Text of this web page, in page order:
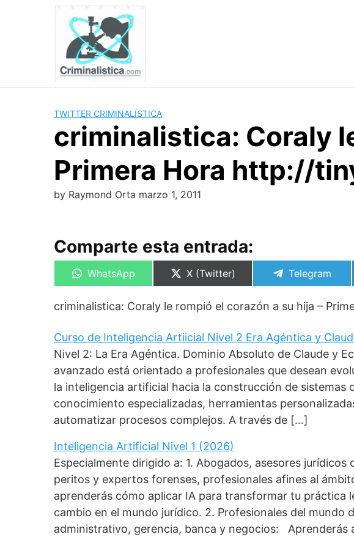
TWITTER CRIMINALÍSTICA
criminalistica: Coraly
Primera Hora http://
by Raymond Orta marzo 1, 2011
Comparte esta entrada:
Compartir
WhatsApp
Compartir
X (Twitter)
Compartir
Telegram
criminalistica: Coraly le rompió el corazón a su hija –
Curso de Inteligencia Artiicial Nivel 2 Era Agéntica y
Nivel 2: La Era Agéntica. Dominio Absoluto de Claude y
avanzado está orientado a profesionales que desean
la inteligencia artificial hacia la construcción de sistemas
conocimiento especializadas, herramientas
automatizar procesos complejos. A través de […]
Inteligencia Artificial Nivel 1 (2026)
Especialmente dirigido a: 1. Abogados, asesores
peritos y expertos forenses, profesionales afines al
aprenderás cómo aplicar IA para transformar tu práctica
cambio en el mundo jurídico. 2. Profesionales del mundo
administrativo, gerencia, banca y negocios: Aprenderás